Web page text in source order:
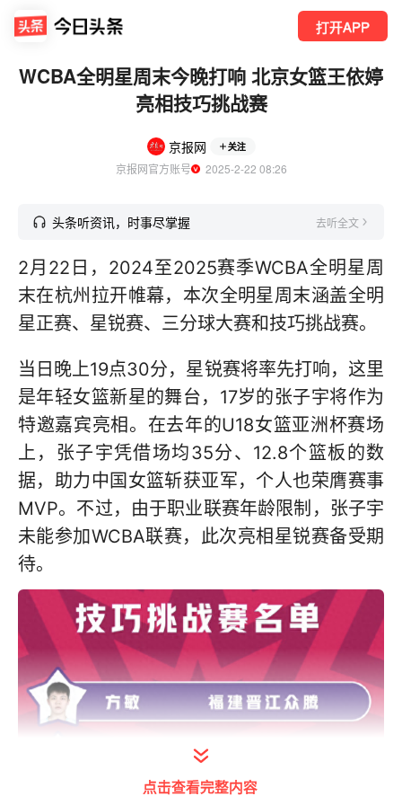
打开APP
WCBA全明星周末今晚打响 北京女篮王依婷
亮相技巧挑战赛
京报网 关注
京报网官方账号
  2025-2-22 08:26
头条听资讯，时事尽掌握 去听全文
2月22日，2024至2025赛季WCBA全明星周
末在杭州拉开帷幕，本次全明星周末涵盖全明
星正赛、星锐赛、三分球大赛和技巧挑战赛。
当日晚上19点30分，星锐赛将率先打响，这里
是年轻女篮新星的舞台，17岁的张子宇将作为
特邀嘉宾亮相。在去年的U18女篮亚洲杯赛场
上，张子宇凭借场均35分、12.8个篮板的数
据，助力中国女篮斩获亚军，个人也荣膺赛事
MVP。不过，由于职业联赛年龄限制，张子宇
未能参加WCBA联赛，此次亮相星锐赛备受期
待。
点击查看完整内容